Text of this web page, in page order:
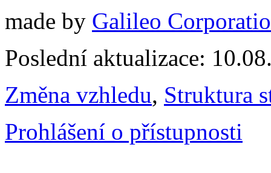
made by Galileo
Poslední aktualizace:
Změna vzhledu, Struktura
Prohlášení o přístupnosti